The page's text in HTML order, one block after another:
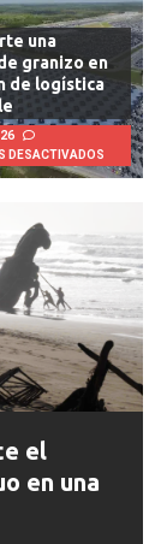
una
granizo en
de logística
DESACTIVADOS
el
en una